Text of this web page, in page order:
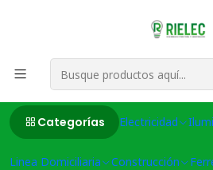
Categorías Electricidad
Linea Domiciliaria Construcción